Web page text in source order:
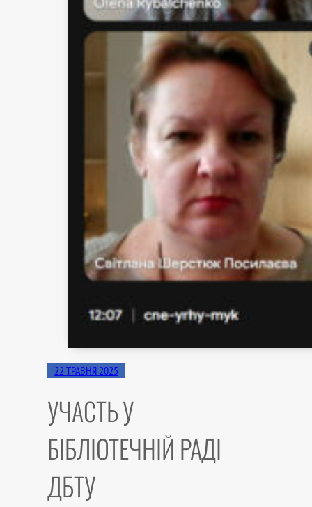
22 ТРАВНЯ 2025
УЧАСТЬ У
БІБЛІОТЕЧНІЙ РАДІ
ДБТУ